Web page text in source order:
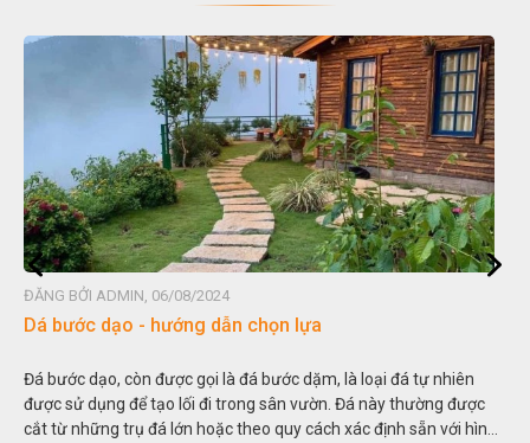
ĐĂNG BỞI ADMIN, 06/08/2024
Đá non bộ - cách lựa chọn non bộ đẹp
Hòn non bộ được biết đến là một nghệ thuật xây dựng, sắp đặt,
thu nhỏ, đưa mô hình những ngọn núi to lớn ngoài tự nhiên vào
trong các vườn cảnh. Hay nói một cách khác, người ta gọi là “giả